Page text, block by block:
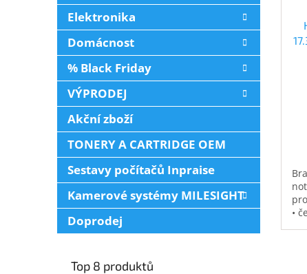
Elektronika
Domácnost
% Black Friday
VÝPRODEJ
Akční zboží
TONERY A CARTRIDGE OEM
Sestavy počítačů Inpraise
Kamerové systémy MILESIGHT
Doprodej
Top 8 produktů
•